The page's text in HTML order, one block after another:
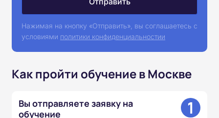
Нажимая на кнопку «Отправить», вы соглашаетесь с
условиями политики конфиденциальностии
Как пройти обучение в Москве
Вы отправляете заявку на
обучение
1